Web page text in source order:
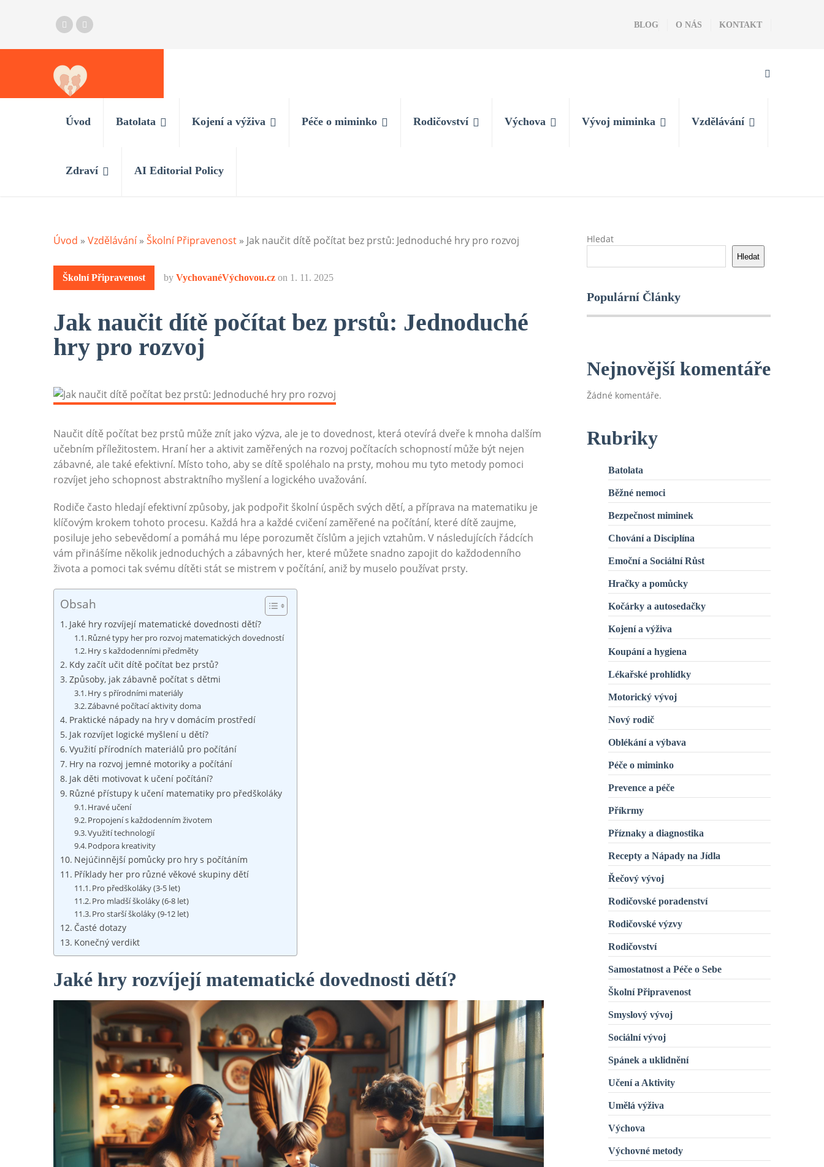
BLOG O NÁS KONTAKT
Úvod Batolata Kojení a výživa Péče o miminko Rodičovství Výchova Vývoj miminka Vzdělávání
Zdraví AI Editorial Policy
Úvod » Vzdělávání» Školní Připravenost » Jak naučit dítě počítat bez prstů: Jednoduché hry pro rozvoj
Školní Připravenost by VychovanéVýchovou.cz on 1. 11. 2025
Jak naučit dítě počítat bez prstů: Jednoduché
hry pro rozvoj
Naučit dítě počítat bez prstů může znít jako výzva, ale je to dovednost, která otevírá dveře k mnoha dalším
učebním příležitostem. Hraní her a aktivit zaměřených na rozvoj počítacích schopností může být nejen
zábavné, ale také efektivní. Místo toho, aby se dítě spoléhalo na prsty, mohou mu tyto metody pomoci
rozvíjet jeho schopnost abstraktního myšlení a logického uvažování.
Rodiče často hledají efektivní způsoby, jak podpořit školní úspěch svých dětí, a příprava na matematiku je
klíčovým krokem tohoto procesu. Každá hra a každé cvičení zaměřené na počítání, které dítě zaujme,
posiluje jeho sebevědomí a pomáhá mu lépe porozumět číslům a jejich vztahům. V následujících řádcích
vám přinášíme několik jednoduchých a zábavných her, které můžete snadno zapojit do každodenního
života a pomoci tak svému dítěti stát se mistrem v počítání, aniž by muselo používat prsty.
Obsah
Jaké hry rozvíjejí matematické dovednosti dětí?
Různé typy her pro rozvoj matematických dovedností
Hry s každodenními předměty
Kdy začít učit dítě počítat bez prstů?
Způsoby, jak zábavně počítat s dětmi
Hry s přírodními materiály
Zábavné počítací aktivity doma
Praktické nápady na hry v domácím prostředí
Jak rozvíjet logické myšlení u dětí?
Využití přírodních materiálů pro počítání
Hry na rozvoj jemné motoriky a počítání
Jak děti motivovat k učení počítání?
Různé přístupy k učení matematiky pro předškoláky
Hravé učení
Propojení s každodenním životem
Využití technologií
Podpora kreativity
Nejúčinnější pomůcky pro hry s počítáním
Příklady her pro různé věkové skupiny dětí
Pro předškoláky (3-5 let)
Pro mladší školáky (6-8 let)
Pro starší školáky (9-12 let)
Časté dotazy
Konečný verdikt
Jaké hry rozvíjejí matematické dovednosti dětí?
Hledat
Hledat
Populární Články
Nejnovější komentáře
Žádné komentáře.
Rubriky
Batolata
Běžné nemoci
Bezpečnost miminek
Chování a Disciplína
Emoční a Sociální Růst
Hračky a pomůcky
Kočárky a autosedačky
Kojení a výživa
Koupání a hygiena
Lékařské prohlídky
Motorický vývoj
Nový rodič
Oblékání a výbava
Péče o miminko
Prevence a péče
Příkrmy
Příznaky a diagnostika
Recepty a Nápady na Jídla
Řečový vývoj
Rodičovské poradenství
Rodičovské výzvy
Rodičovství
Samostatnost a Péče o Sebe
Školní Připravenost
Smyslový vývoj
Sociální vývoj
Spánek a uklidnění
Učení a Aktivity
Umělá výživa
Výchova
Výchovné metody